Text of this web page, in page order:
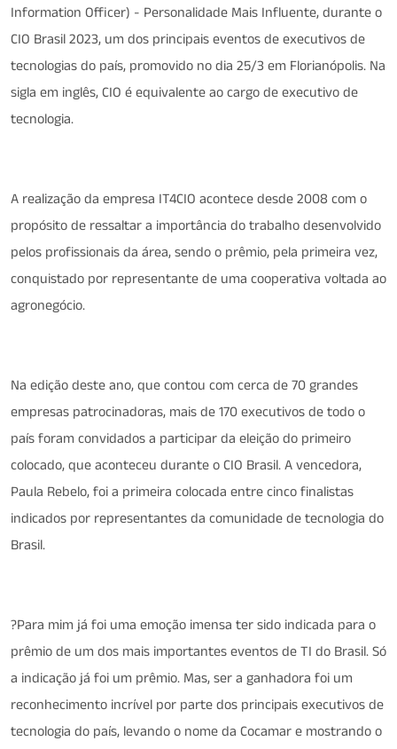
Information Officer) - Personalidade Mais Influente, durante o
CIO Brasil 2023, um dos principais eventos de executivos de
tecnologias do país, promovido no dia 25/3 em Florianópolis. Na
sigla em inglês, CIO é equivalente ao cargo de executivo de
tecnologia.
A realização da empresa IT4CIO acontece desde 2008 com o
propósito de ressaltar a importância do trabalho desenvolvido
pelos profissionais da área, sendo o prêmio, pela primeira vez,
conquistado por representante de uma cooperativa voltada ao
agronegócio.
Na edição deste ano, que contou com cerca de 70 grandes
empresas patrocinadoras, mais de 170 executivos de todo o
país foram convidados a participar da eleição do primeiro
colocado, que aconteceu durante o CIO Brasil. A vencedora,
Paula Rebelo, foi a primeira colocada entre cinco finalistas
indicados por representantes da comunidade de tecnologia do
Brasil.
?Para mim já foi uma emoção imensa ter sido indicada para o
prêmio de um dos mais importantes eventos de TI do Brasil. Só
a indicação já foi um prêmio. Mas, ser a ganhadora foi um
reconhecimento incrível por parte dos principais executivos de
tecnologia do país, levando o nome da Cocamar e mostrando o